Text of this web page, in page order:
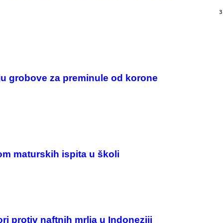
grobove za preminule od korone
maturskih ispita u školi
protiv naftnih mrlja u Indoneziji
G